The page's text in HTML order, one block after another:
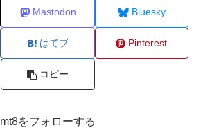
Mastodon Bluesky
はてブ Pinterest
コピー
mt8をフォローする